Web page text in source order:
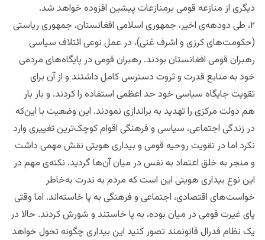
دیگری از منازعه قومی برمنازعات پیشین افزوده خواهد شد.
۲، طی دودهه‌ی اخیر، جمهوری اسلامی افغانستان، جمهوری ریاستی
(حکومت‌های کرزی و اشرف غنی)، در عمل نوعی ائتلاف سیاسی
رهبران قومی افغانستان بودند. رهبران قومی در پایگاه‌های مردمی
خود به منابع قدرت و ثروت دسترسی کامل داشتند و از آن برای
تقویت جایگاه سیاسی خود حد اعظمی استفاده را کردند. و بار بار
هم دولت مرکزی را تهدید به براندازی نمودند. این وضعیت با این‌که
در زندگی اجتماعی، سیاسی و فرهنگی اقوام کوچک‌ترین تغییری وارد
نکرد اما در تقویت روحیه قومی و بیداری هویتی نقش مهمی داشت
و منجر به خلق اعتماد به نفس در میان آن‌ها گردید. نکته‌ی مهم در
این نوع بیداری هویتی این است که مردم به ندرت به‌خاطر
خواست‌های اقتصادی، اجتماعی و فرهنگی به پا خاسته‌اند. اما وقتی
پای غیرت‌ قومی در میان بوده، به پا خاستند و شورش کردند. حالا در
یک نظام فدرال قانونمند تصور کنید این بیداری چگونه تحول خواهد